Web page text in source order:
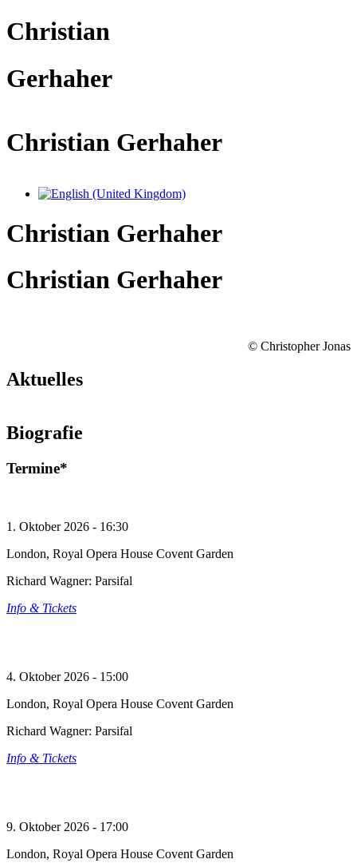
Christian
Gerhaher
Christian Gerhaher
Sprache auswählen
Christian Gerhaher
Christian Gerhaher
© Christopher Jonas
Aktuelles
© Torbjorn Toby Jorgensen
Mehr lesen
Biografie
Termine*
1. Oktober 2026 - 16:30
London, Royal Opera House Covent Garden
Richard Wagner: Parsifal
Info & Tickets
4. Oktober 2026 - 15:00
London, Royal Opera House Covent Garden
Richard Wagner: Parsifal
Info & Tickets
9. Oktober 2026 - 17:00
London, Royal Opera House Covent Garden